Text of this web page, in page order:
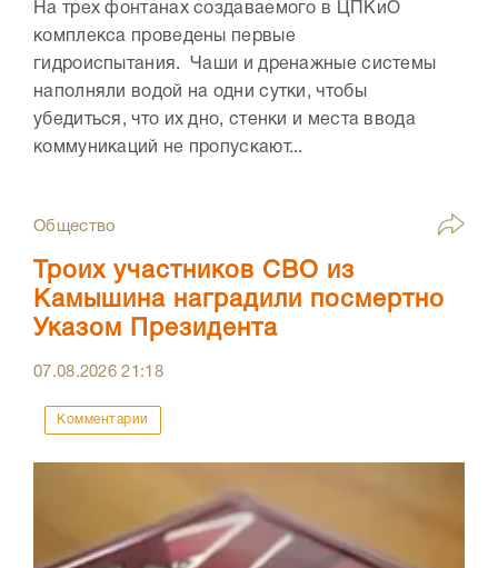
На трех фонтанах создаваемого в ЦПКиО
комплекса проведены первые
гидроиспытания. Чаши и дренажные системы
наполняли водой на одни сутки, чтобы
убедиться, что их дно, стенки и места ввода
коммуникаций не пропускают...
Общество
Троих участников СВО из
Камышина наградили посмертно
Указом Президента
07.08.202621:18
Комментарии